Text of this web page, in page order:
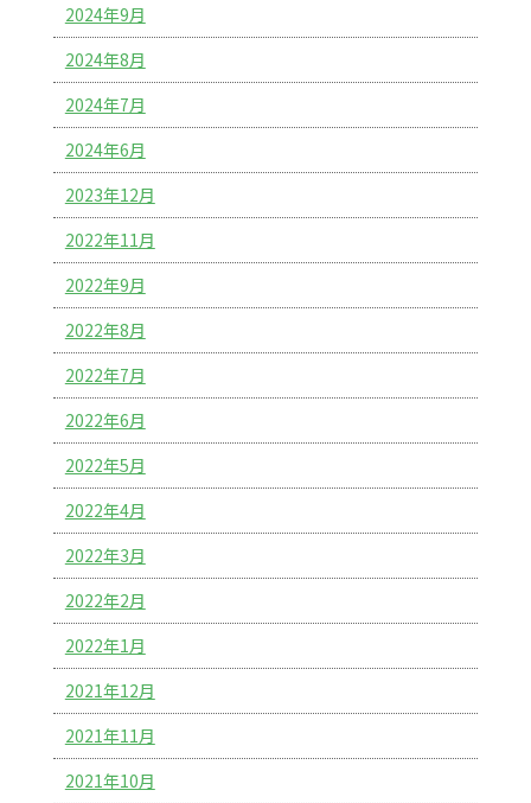
2024年9月
2024年8月
2024年7月
2024年6月
2023年12月
2022年11月
2022年9月
2022年8月
2022年7月
2022年6月
2022年5月
2022年4月
2022年3月
2022年2月
2022年1月
2021年12月
2021年11月
2021年10月